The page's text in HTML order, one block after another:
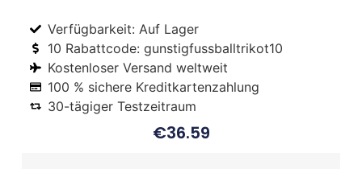
Verfügbarkeit: Auf Lager
10 Rabattcode: gunstigfussballtrikot10
Kostenloser Versand weltweit
100 % sichere Kreditkartenzahlung
30-tägiger Testzeitraum
€36.59